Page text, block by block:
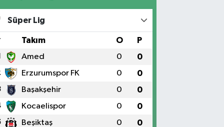
Süper Lig
Takım O P
Amed 0 0
Erzurumspor FK 0 0
Başakşehir 0 0
Kocaelispor 0 0
Beşiktaş 0 0